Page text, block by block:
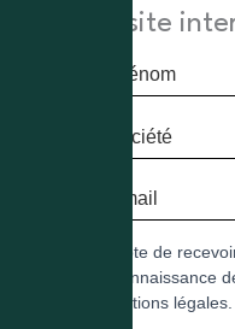
votre site
J'accepte de
pris connaissance
et mentions légales.